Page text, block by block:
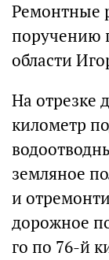
Ремонтные
поручению
области
На отрезке
километр
земляное
и
дорожное
го по 76-й